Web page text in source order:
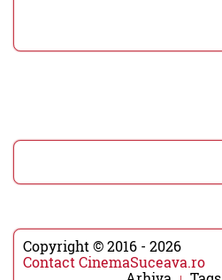
Copyright © 2016 - 2026
Contact CinemaSuceava.ro